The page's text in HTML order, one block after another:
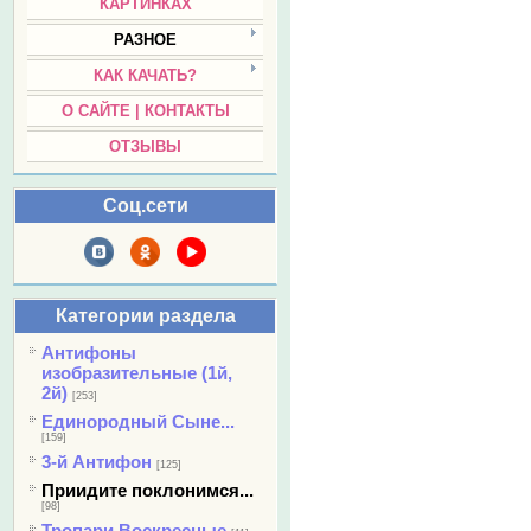
КАРТИНКАХ
РАЗНОЕ
КАК КАЧАТЬ?
О САЙТЕ | КОНТАКТЫ
ОТЗЫВЫ
Соц.сети
Категории раздела
Антифоны
изобразительные (1й,
2й) [253]
Единородный Сыне...
[159]
3-й Антифон [125]
Приидите поклонимся...
[98]